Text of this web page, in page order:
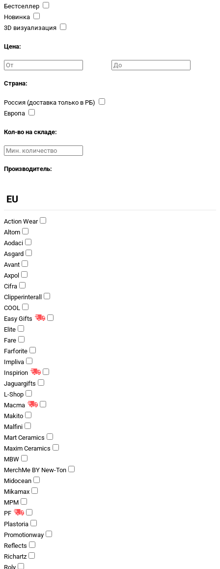
Бестселлер
Новинка
3D визуализация
Цена:
Страна:
Россия (доставка только в РБ)
Европа
Кол-во на складе:
Производитель:
EU
Action Wear
Altom
Aodaci
Asgard
Avant
Axpol
Cifra
Clipperinterall
COOL
Easy Gifts
Elite
Fare
Farforite
Impliva
Inspirion
Jaguargifts
L-Shop
Macma
Makito
Malfini
Mart Ceramics
Maxim Ceramics
MBW
MerchMe BY New-Ton
Midocean
Mikamax
MPM
PF
Plastoria
Promotionway
Reflects
Richartz
Roly